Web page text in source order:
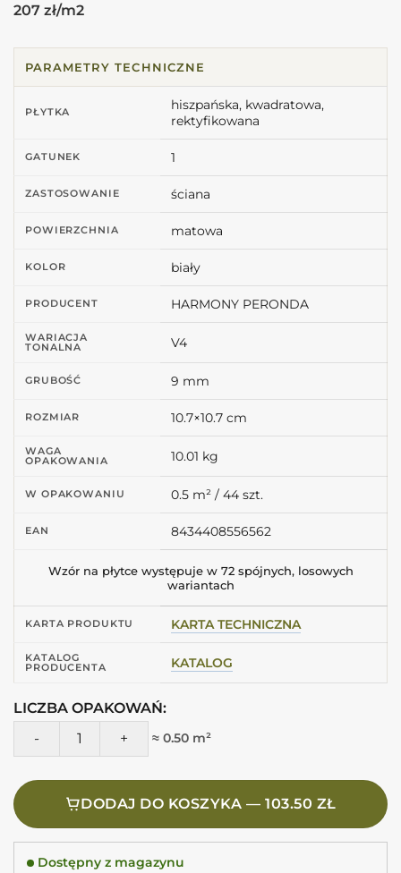
207 zł/m2
PARAMETRY TECHNICZNE
PŁYTKA
hiszpańska, kwadratowa,
rektyfikowana
GATUNEK 1
ZASTOSOWANIE ściana
POWIERZCHNIA matowa
KOLOR biały
PRODUCENT HARMONY PERONDA
WARIACJA
TONALNA V4
GRUBOŚĆ 9 mm
ROZMIAR 10.7×10.7 cm
WAGA
OPAKOWANIA 10.01 kg
W OPAKOWANIU 0.5 m² / 44 szt.
EAN 8434408556562
Wzór na płytce występuje w 72 spójnych, losowych
wariantach
KARTA PRODUKTU KARTA TECHNICZNA
KATALOG
PRODUCENTA KATALOG
LICZBA OPAKOWAŃ:
ilość Harmony AFRA WHITE 10,7X10,7 Białe kwadratowe
≈ 0.50 m²
DODAJ DO KOSZYKA — 103.50 ZŁ
Dostępny z magazynu